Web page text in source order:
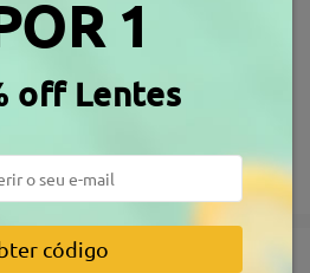
que os satisfaçam
um Comentário
1
off Lentes
código